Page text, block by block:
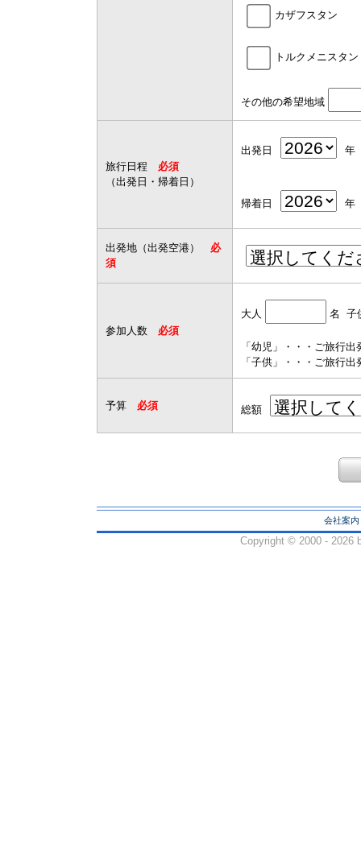
カザフスタン
トルクメニス
その他の希望地域
旅行日程 必須
（出発日・帰着日）
出発日 年
帰着日 年
出発地（出発空港） 必
須
参加人数 必須
大人 名 子
「幼児」・・・ご旅行
「子供」・・・ご旅行
予算 必須 総額
会社案内
Copyright © 2000 - 2026